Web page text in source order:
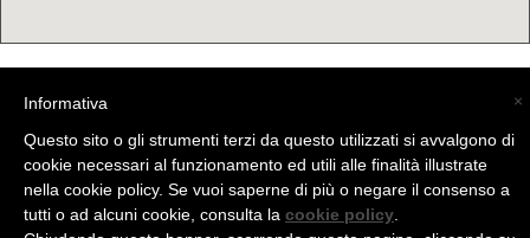
(C) La Valtellina - info@la-valtellina.com - ×
Informativa
Questo sito o gli strumenti terzi da questo utilizzati si avvalgono di
cookie necessari al funzionamento ed utili alle finalità illustrate
nella cookie policy. Se vuoi saperne di più o negare il consenso a
tutti o ad alcuni cookie, consulta la cookie policy